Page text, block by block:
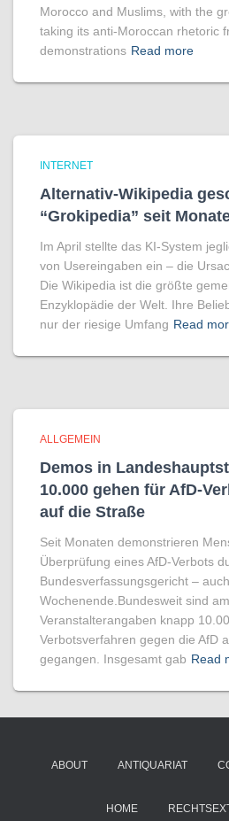
Morocco and Muslims, with the
taking its anti-Moroccan rhetoric
demonstrations Read more
INTERNET
Alternativ-Wikipedia
“Grokipedia” seit
Im April stellte das KI-System
von Usereingaben ein – die
Die Wikipedia ist die größte
Enzyklopädie der Welt. Ihre
nur der riesige Umfang Read
ALLGEMEIN
Demos in
10.000 gehen für AfD-
auf die Straße
Seit Monaten demonstrieren
Überprüfung eines AfD-Verbots
Bundesverfassungsgericht –
Wochenende.Bundesweit sind
Veranstalterangaben knapp
Verbotsverfahren gegen die AfD
gegangen. Insgesamt gab Read
ABOUT ANTIQUARIAT
HOME